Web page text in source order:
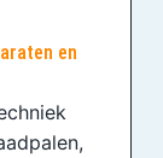
en